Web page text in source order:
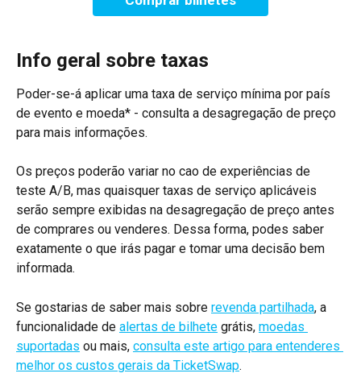
Info geral sobre taxas
Poder-se-á aplicar uma taxa de serviço mínima por país
de evento e moeda* - consulta a desagregação de preço
para mais informações.
Os preços poderão variar no cao de experiências de
teste A/B, mas quaisquer taxas de serviço aplicáveis
serão sempre exibidas na desagregação de preço antes
de comprares ou venderes. Dessa forma, podes saber
exatamente o que irás pagar e tomar uma decisão bem
informada.
Se gostarias de saber mais sobre revenda partilhada, a
funcionalidade de alertas de bilhete grátis, moedas
suportadas ou mais, consulta este artigo para entenderes
melhor os custos gerais da TicketSwap.